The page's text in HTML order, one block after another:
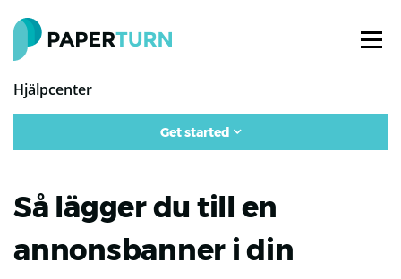
Hjälpcenter
Get started
Så lägger du till en
annonsbanner i din